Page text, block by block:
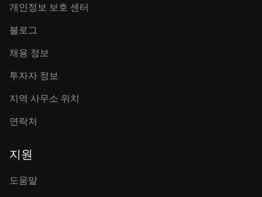
개인정보 보호 센터
블로그
채용 정보
투자자 정보
지역 사무소 위치
연락처
지원
도움말